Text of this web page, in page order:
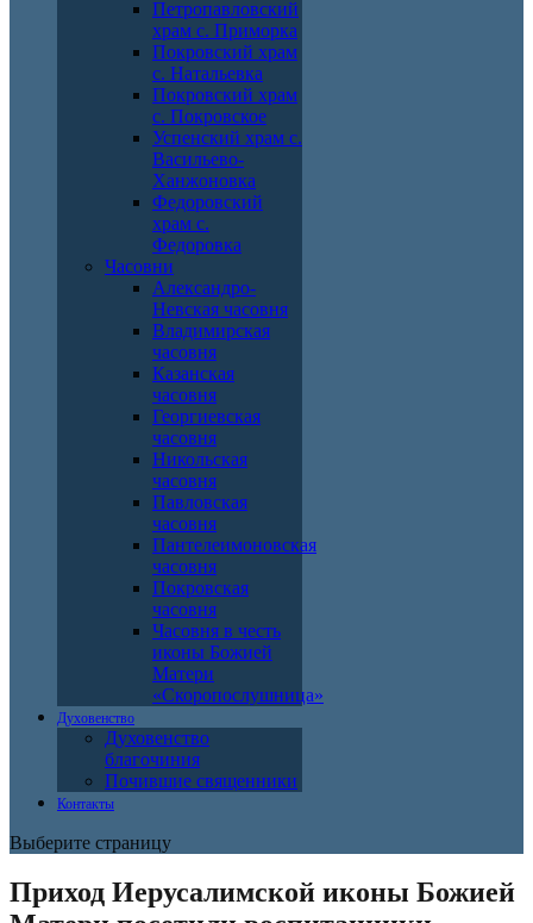
Петропавловский
храм с. Приморка
Покровский храм
с. Натальевка
Покровский храм
с. Покровское
Успенский храм с.
Васильево-
Ханжоновка
Федоровский
храм с.
Федоровка
Часовни
Александро-
Невская часовня
Владимирская
часовня
Казанская
часовня
Георгиевская
часовня
Никольская
часовня
Павловская
часовня
Пантелеимоновская
часовня
Покровская
часовня
Часовня в честь
иконы Божией
Матери
«Скоропослушница»
Духовенство
Духовенство
благочиния
Почившие священники
Контакты
Выберите страницу
Приход Иерусалимской иконы Божией